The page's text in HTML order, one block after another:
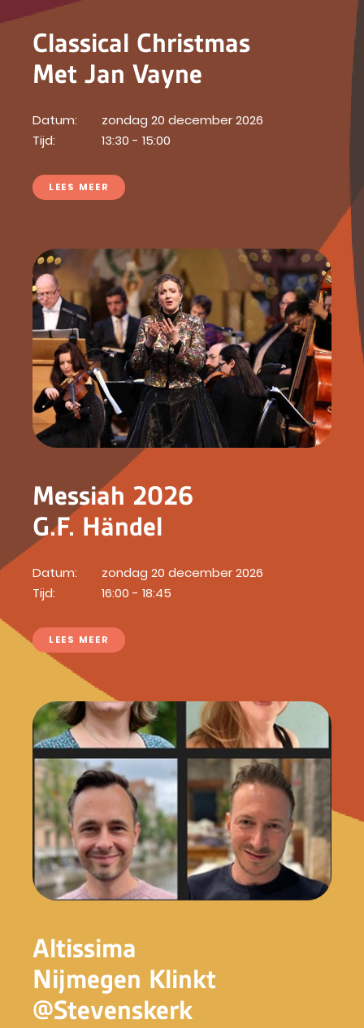
Classical Christmas
Met Jan Vayne
Datum:
Tijd:
zondag 20 december 2026
13:30 - 15:00
LEES MEER
Messiah 2026
G.F. Händel
Datum:
Tijd:
zondag 20 december 2026
16:00 - 18:45
LEES MEER
Altissima
Nijmegen Klinkt
@Stevenskerk